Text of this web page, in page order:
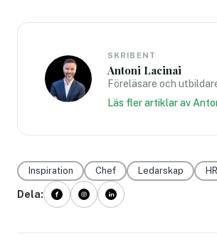
SKRIBENT
Antoni Lacinai
Föreläsare och
Läs fler artiklar av
Inspiration Chef Ledarskap HR
Dela: